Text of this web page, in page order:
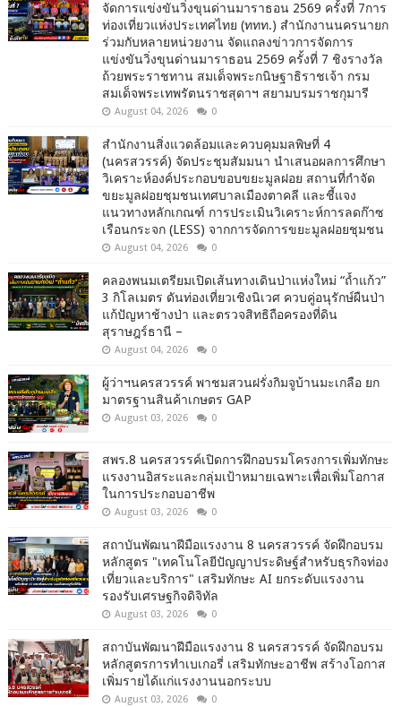
จัดการแข่งขันวิ่งขุนด่านมาราธอน 2569 ครั้งที่ 7การ
ท่องเที่ยวแห่งประเทศไทย (ททท.) สำนักงานนครนายก
ร่วมกับหลายหน่วยงาน จัดแถลงข่าวการจัดการ
แข่งขันวิ่งขุนด่านมาราธอน 2569 ครั้งที่ 7 ชิงรางวัล
ถ้วยพระราชทาน สมเด็จพระกนิษฐาธิราชเจ้า กรม
สมเด็จพระเทพรัตนราชสุดาฯ สยามบรมราชกุมารี
August 04, 2026 0
สำนักงานสิ่งแวดล้อมและควบคุมมลพิษที่ 4
(นครสวรรค์) จัดประชุมสัมมนา นำเสนอผลการศึกษา
วิเคราะห์องค์ประกอบขอบขยะมูลฝอย สถานที่กำจัด
ขยะมูลฝอยชุมชนเทศบาลเมืองตาคลี และชี้แจง
แนวทางหลักเกณฑ์ การประเมินวิเคราะห์การลดก๊าซ
เรือนกระจก (LESS) จากการจัดการขยะมูลฝอยชุมชน
August 04, 2026 0
คลองพนมเตรียมเปิดเส้นทางเดินป่าแห่งใหม่ “ถ้ำแก้ว”
3 กิโลเมตร ดันท่องเที่ยวเชิงนิเวศ ควบคู่อนุรักษ์ผืนป่า
แก้ปัญหาช้างป่า และตรวจสิทธิถือครองที่ดิน
สุราษฎร์ธานี –
August 04, 2026 0
ผู้ว่าฯนครสวรรค์ พาชมสวนฝรั่งกิมจูบ้านมะเกลือ ยก
มาตรฐานสินค้าเกษตร GAP
August 03, 2026 0
สพร.8 นครสวรรค์เปิดการฝึกอบรมโครงการเพิ่มทักษะ
แรงงานอิสระและกลุ่มเป้าหมายเฉพาะเพื่อเพิ่มโอกาส
ในการประกอบอาชีพ
August 03, 2026 0
สถาบันพัฒนาฝีมือแรงงาน 8 นครสวรรค์ จัดฝึกอบรม
หลักสูตร "เทคโนโลยีปัญญาประดิษฐ์สำหรับธุรกิจท่อง
เที่ยวและบริการ" เสริมทักษะ AI ยกระดับแรงงาน
รองรับเศรษฐกิจดิจิทัล
August 03, 2026 0
สถาบันพัฒนาฝีมือแรงงาน 8 นครสวรรค์ จัดฝึกอบรม
หลักสูตรการทำเบเกอรี่ เสริมทักษะอาชีพ สร้างโอกาส
เพิ่มรายได้แก่แรงงานนอกระบบ
August 03, 2026 0